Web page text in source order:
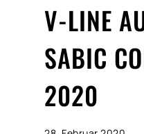
V-LINE
SABIC
2020